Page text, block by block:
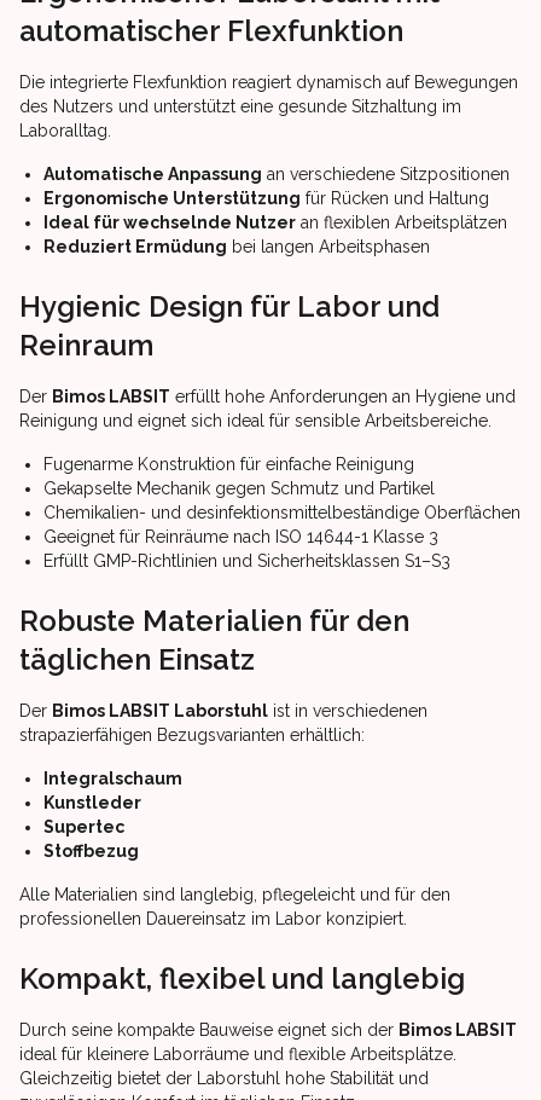
automatischer Flexfunktion
Die integrierte Flexfunktion reagiert dynamisch auf Bewegungen
des Nutzers und unterstützt eine gesunde Sitzhaltung im
Laboralltag.
Automatische Anpassung an verschiedene Sitzpositionen
Ergonomische Unterstützung für Rücken und Haltung
Ideal für wechselnde Nutzer an flexiblen Arbeitsplätzen
Reduziert Ermüdung bei langen Arbeitsphasen
Hygienic Design für Labor und
Reinraum
Der Bimos LABSIT erfüllt hohe Anforderungen an Hygiene und
Reinigung und eignet sich ideal für sensible Arbeitsbereiche.
Fugenarme Konstruktion für einfache Reinigung
Gekapselte Mechanik gegen Schmutz und Partikel
Chemikalien- und desinfektionsmittelbeständige Oberflächen
Geeignet für Reinräume nach ISO 14644-1 Klasse 3
Erfüllt GMP-Richtlinien und Sicherheitsklassen S1–S3
Robuste Materialien für den
täglichen Einsatz
Der Bimos LABSIT Laborstuhl ist in verschiedenen
strapazierfähigen Bezugsvarianten erhältlich:
Integralschaum
Kunstleder
Supertec
Stoffbezug
Alle Materialien sind langlebig, pflegeleicht und für den
professionellen Dauereinsatz im Labor konzipiert.
Kompakt, flexibel und langlebig
Durch seine kompakte Bauweise eignet sich der Bimos LABSIT
ideal für kleinere Laborräume und flexible Arbeitsplätze.
Gleichzeitig bietet der Laborstuhl hohe Stabilität und